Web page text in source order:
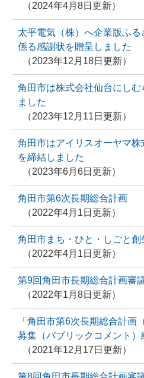
2024年4月8日更新
太平電気（株）へ企業版ふ
係る感謝状を贈呈しました
2023年12月18日更新
角田市は株式会社仙台にし
ました
2023年12月11日更新
角田市はアイリスオーヤマ
を締結しました
2023年6月6日更新
角田市第6次長期総合計画
2022年4月1日更新
角田市まち・ひと・しごと創
2022年4月1日更新
第9回角田市長期総合計画審
2022年1月8日更新
「角田市第6次長期総合計画
募集（パブリックコメント）
2021年12月17日更新